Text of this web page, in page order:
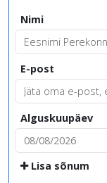
Nimi
E-post
Alguskuupäev
Lisa sõnum